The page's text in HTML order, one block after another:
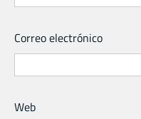
Correo electrónico
Web